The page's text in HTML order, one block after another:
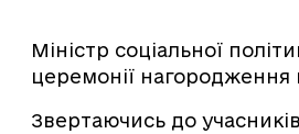
Міністр соціальної
церемонії нагородження
Звертаючись до